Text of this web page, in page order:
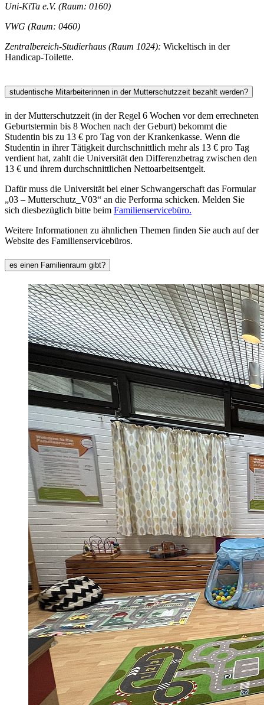
Uni-KiTa e.V. (Raum: 0160)
VWG (Raum: 0460)
Zentralbereich-Studierhaus (Raum 1024): Wickeltisch in der
Handicap-Toilette.
studentische Mitarbeiterinnen in der Mutterschutzzeit bezahlt werden?
in der Mutterschutzzeit (in der Regel 6 Wochen vor dem errechneten
Geburtstermin bis 8 Wochen nach der Geburt) bekommt die
Studentin bis zu 13 € pro Tag von der Krankenkasse. Wenn die
Studentin in ihrer Tätigkeit durchschnittlich mehr als 13 € pro Tag
verdient hat, zahlt die Universität den Differenzbetrag zwischen den
13 € und ihrem durchschnittlichen Nettoarbeitsentgelt.
Dafür muss die Universität bei einer Schwangerschaft das Formular
„03 – Mutterschutz_V03“ an die Performa schicken. Melden Sie
sich diesbezüglich bitte beim Familienservicebüro.
Weitere Informationen zu ähnlichen Themen finden Sie auch auf der
Website des Familienservicebüros.
es einen Familienraum gibt?